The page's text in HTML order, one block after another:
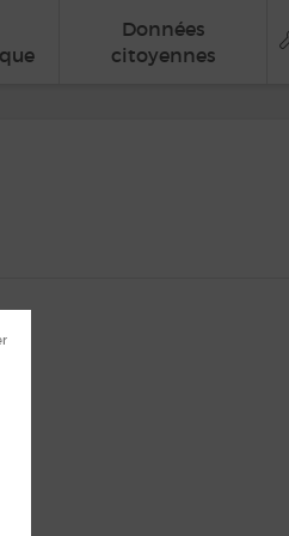
Données
citoyennes